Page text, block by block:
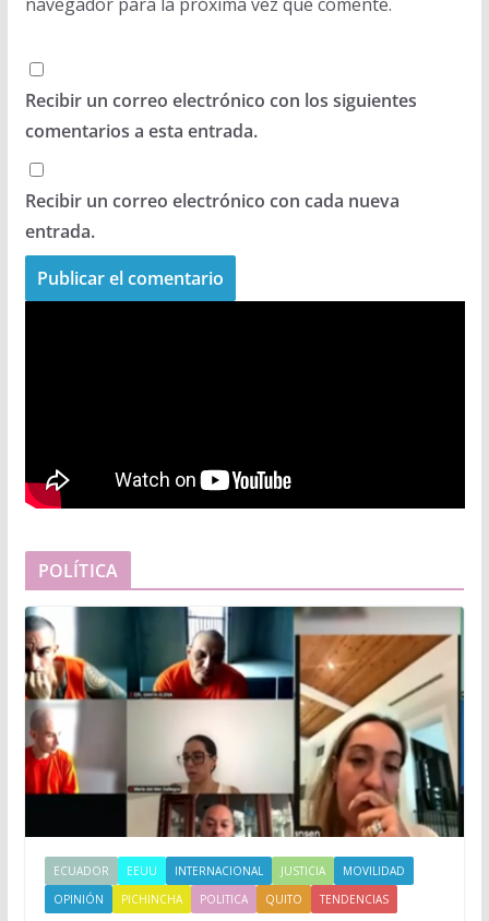
Recibir un correo electrónico con los siguientes
comentarios a esta entrada.
Recibir un correo electrónico con cada nueva
entrada.
POLÍTICA
ECUADOR EEUU INTERNACIONAL JUSTICIA
MOVILIDAD
OPINIÓN
PICHINCHA POLITICA QUITO TENDENCIAS